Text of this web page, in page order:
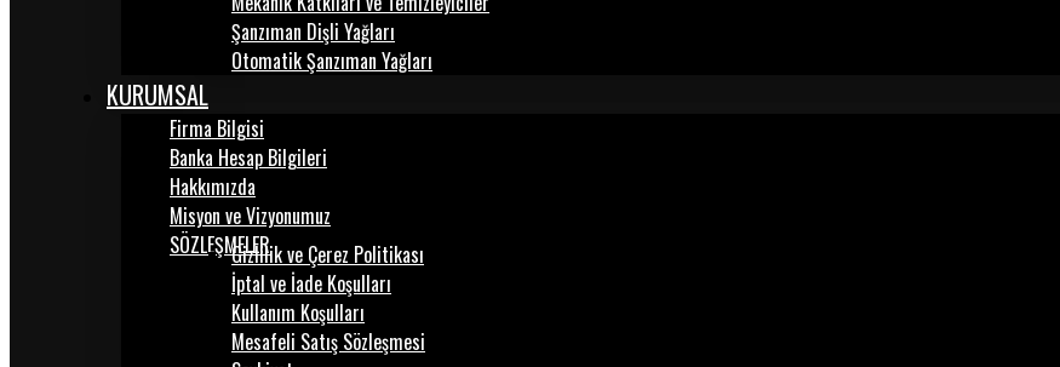
Şanzıman Dişli Yağları
Otomatik Şanzıman Yağları
KURUMSAL
Firma Bilgisi
Banka Hesap Bilgileri
Hakkımızda
Misyon ve Vizyonumuz
SÖZLEŞMELERGizlilik ve Çerez Politikası
İptal ve İade Koşulları
Kullanım Koşulları
Mesafeli Satış Sözleşmesi